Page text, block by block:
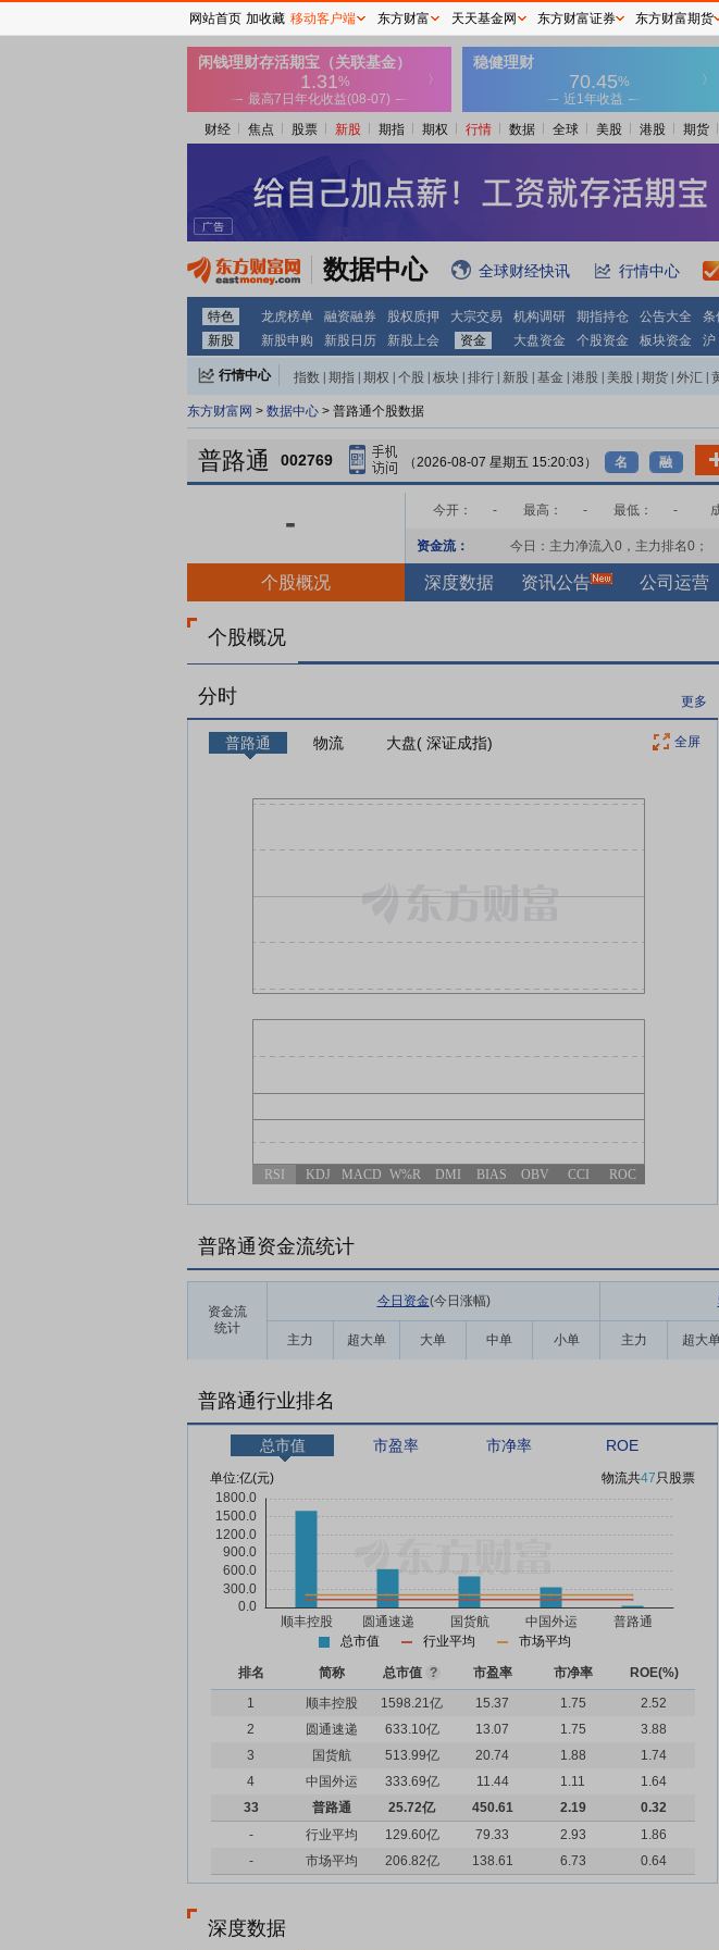
财经 焦点 股票 新股 期指 期权 行情 数据 全球 美股 港股 期货
数据中心 全球财经快讯 行情中心
特色 龙虎榜单 融资融券 股权质押 大宗交易 机构调研 期指持仓 公告大全 条
新股
新股申购 新股日历 新股上会 资金 大盘资金 个股资金 板块资金 沪
行情中心 指数 期指 期权 个股 板块 排行 新股 基金 港股 美股 期货 外汇
东方财富网 > 数据中心 > 普路通个股数据
普路通 002769 （2026-08-07 星期五 15:20:03） 名 融
- 今开： - 最高： - 最低： -
资金流： 今日：主力净流入0 ，主力排名0 ；
个股概况 深度数据 资讯公告 公司运营
个股概况
分时 更多
普路通 物流 大盘( 深证成指) 全屏
RSI KDJ MACD W%R DMI BIAS OBV CCI ROC
普路通资金流统计
资金流
统计
今日资金(今日涨幅)
主力 超大单 大单 中单 小单 主力 超大
普路通行业排名
总市值 市盈率 市净率 ROE
单位:亿(元) 物流共47只股票
总市值 行业平均 市场平均
排名 简称 总市值 ? 市盈率 市净率
ROE(%)
1
顺丰控股 1598.21亿 15.37 1.75
2.52
2
圆通速递 633.10亿 13.07 1.75
3.88
3
国货航 513.99亿 20.74 1.88
1.74
4
中国外运 333.69亿 11.44 1.11
1.64
33
普路通 25.72亿 450.61 2.19
0.32
-
行业平均 129.60亿 79.33 2.93
1.86
-
市场平均 206.82亿 138.61 6.73 0.64
深度数据
网站首页 加收藏 移动客户端 东方财富 天天基金网 东方财富证券 东方财富期货